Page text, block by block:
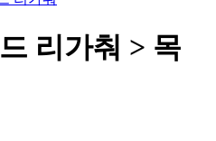
리가춰 > 목